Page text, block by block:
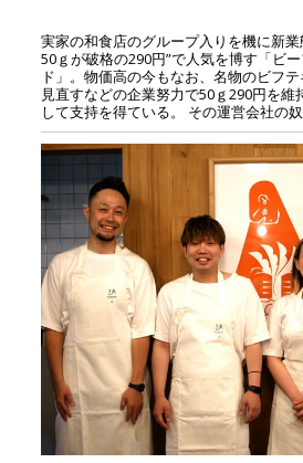
実家の和食店のグループ入りを機に新
50ｇが破格の290円”で人気を博す「ビ
ド」。物価高の今もなお、名物のビフ
見直すなどの企業努力で50ｇ290円を維
して支持を得ている。 その運営会社の